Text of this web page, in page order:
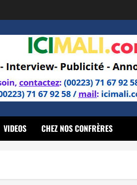
VIDEOS CHEZ NOS CONFRÈRES